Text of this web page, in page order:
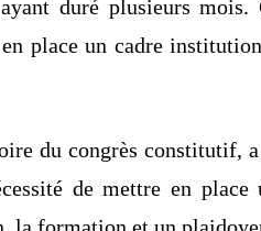
duré plusieurs
place un cadre
du congrès constitutif,
de mettre en